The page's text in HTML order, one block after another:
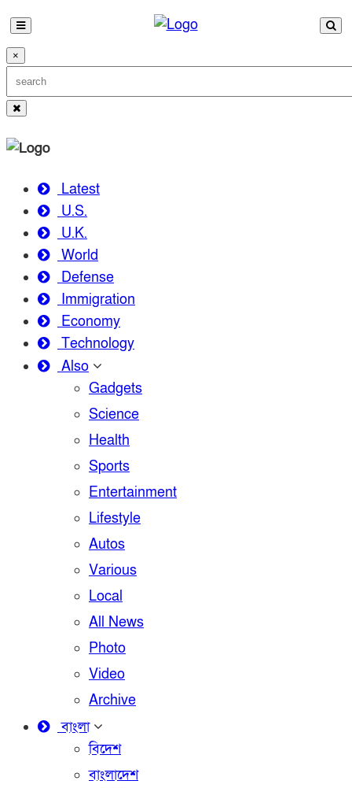
×
Latest
U.S.
U.K.
World
Defense
Immigration
Economy
Technology
Also
Gadgets
Science
Health
Sports
Entertainment
Lifestyle
Autos
Various
Local
All News
Photo
Video
Archive
বাংলা
বিদেশ
বাংলাদেশ